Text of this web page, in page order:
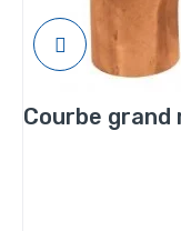
Courbe grand